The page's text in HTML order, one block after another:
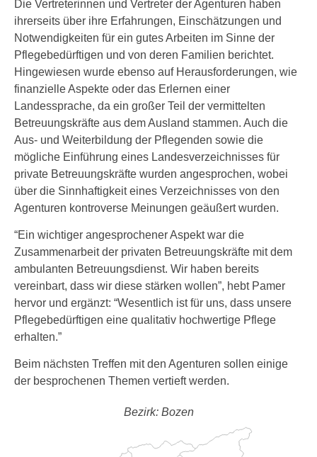
Die Vertreterinnen und Vertreter der Agenturen haben
ihrerseits über ihre Erfahrungen, Einschätzungen und
Notwendigkeiten für ein gutes Arbeiten im Sinne der
Pflegebedürftigen und von deren Familien berichtet.
Hingewiesen wurde ebenso auf Herausforderungen, wie
finanzielle Aspekte oder das Erlernen einer
Landessprache, da ein großer Teil der vermittelten
Betreuungskräfte aus dem Ausland stammen. Auch die
Aus- und Weiterbildung der Pflegenden sowie die
mögliche Einführung eines Landesverzeichnisses für
private Betreuungskräfte wurden angesprochen, wobei
über die Sinnhaftigkeit eines Verzeichnisses von den
Agenturen kontroverse Meinungen geäußert wurden.
“Ein wichtiger angesprochener Aspekt war die
Zusammenarbeit der privaten Betreuungskräfte mit dem
ambulanten Betreuungsdienst. Wir haben bereits
vereinbart, dass wir diese stärken wollen”, hebt Pamer
hervor und ergänzt: “Wesentlich ist für uns, dass unsere
Pflegebedürftigen eine qualitativ hochwertige Pflege
erhalten.”
Beim nächsten Treffen mit den Agenturen sollen einige
der besprochenen Themen vertieft werden.
Bezirk: Bozen